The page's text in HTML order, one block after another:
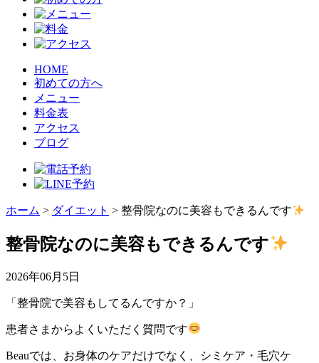
HOME
初めての方へ
メニュー
料金表
アクセス
ブログ
ホーム > ダイエット > 整骨院なのに美容もできるんです
整骨院なのに美容もできるんです
2026年06月5日
「整骨院で美容もしてるんですか？」
患者さまからよくいただく質問です
Beauでは、お身体のケアだけでなく、シミケア・毛穴ケ